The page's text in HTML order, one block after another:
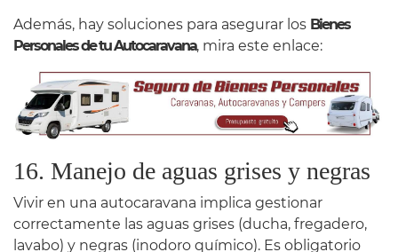
Además, hay soluciones para asegurar los Bienes
Personales de tu Autocaravana, mira este enlace:
16. Manejo de aguas grises y negras
Vivir en una autocaravana implica gestionar
correctamente las aguas grises (ducha, fregadero,
lavabo) y negras (inodoro químico). Es obligatorio